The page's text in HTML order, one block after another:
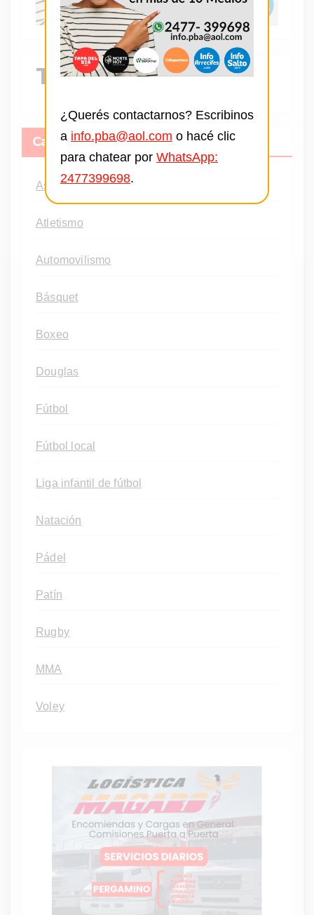
¿Querés contactarnos? Escribinos
a info.pba@aol.com o hacé clic
para chatear por WhatsApp:
2477399698.
Tendencia
Categorias
Ascenso
Atletismo
Automovilismo
Básquet
Boxeo
Douglas
Fútbol
Fútbol local
Liga infantil de fútbol
Natación
Pádel
Patín
Rugby
MMA
Voley